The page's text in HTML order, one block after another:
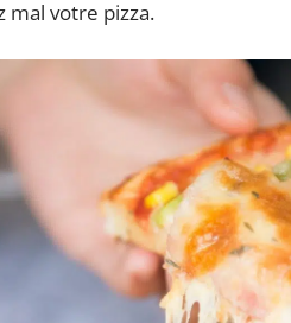
mal votre pizza.